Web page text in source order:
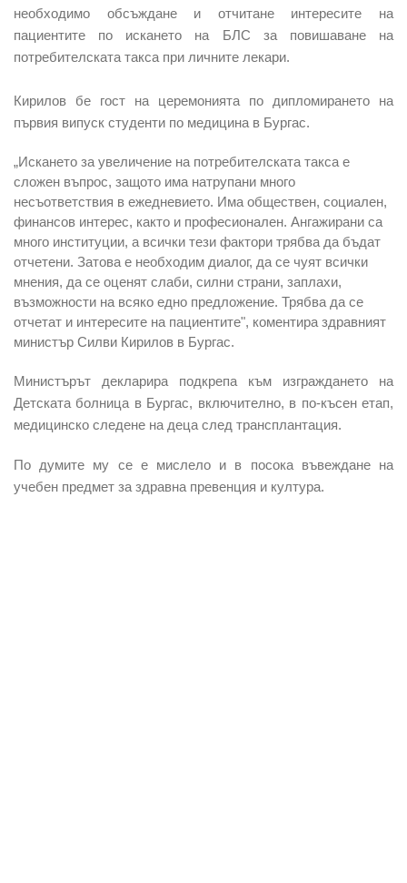
необходимо обсъждане и отчитане интересите на
пациентите по искането на БЛС за повишаване на
потребителската такса при личните лекари.
Кирилов бе гост на церемонията по дипломирането на
първия випуск студенти по медицина в Бургас.
„Искането за увеличение на потребителската такса е
сложен въпрос, защото има натрупани много
несъответствия в ежедневието. Има обществен, социален,
финансов интерес, както и професионален. Ангажирани са
много институции, а всички тези фактори трябва да бъдат
отчетени. Затова е необходим диалог, да се чуят всички
мнения, да се оценят слаби, силни страни, заплахи,
възможности на всяко едно предложение. Трябва да се
отчетат и интересите на пациентите", коментира здравният
министър Силви Кирилов в Бургас.
Министърът декларира подкрепа към изграждането на
Детската болница в Бургас, включително, в по-късен етап,
медицинско следене на деца след трансплантация.
По думите му се е мислело и в посока въвеждане на
учебен предмет за здравна превенция и култура.